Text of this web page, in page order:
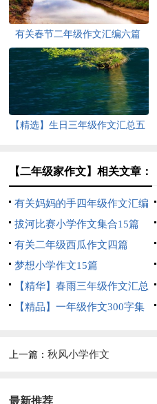
有关春节二年级作文汇编六篇
【精选】生日三年级作文汇总五
【二年级家作文】相关文章：
有关妈妈的手四年级作文汇编
7篇
拔河比赛小学作文集合15篇
有关二年级西瓜作文四篇
梦想小学作文15篇
【精华】春雨三年级作文汇总
八篇【精品】一年级作文300字集
上一篇：秋风小学作文
最新推荐